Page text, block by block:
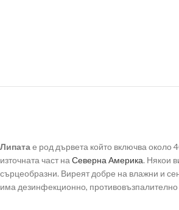
Липатае род дървета който включва около
източната част на Северна Америка. Някои
сърцеобразни. Виреят добре на влажни и
има дезинфекционно, противовъзпалително